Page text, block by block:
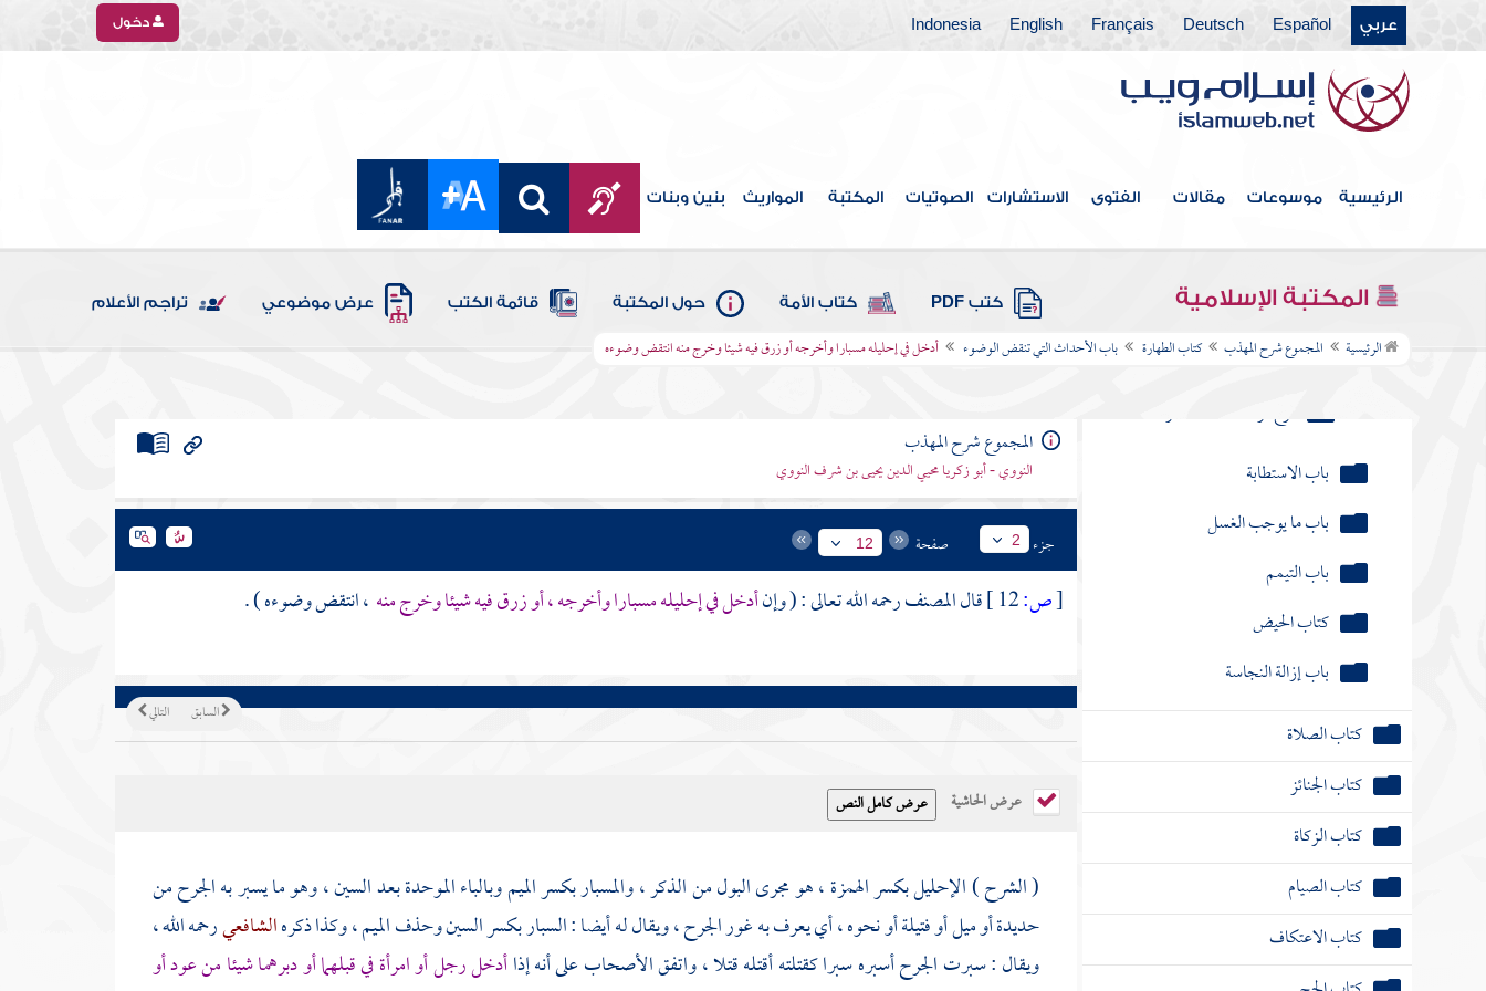
عربي Español
Deutsch
Français
English
Indonesia دخول
الرئيسية موسوعات مقالات الفتوى الاستشارات الصوتيات المكتبة المواريث بنين وبنات
المكتبة الإسلامية كتب PDF كتاب الأمة حول المكتبة قائمة الكتب عرض موضوعي تراجم الأعلام
الرئيسية المجموع شرح المهذب كتاب الطهارة باب الأحداث التي تنقض الوضوء أدخل في إحليله مسبارا وأخرجه أو زرق فيه شيئا وخرج منه انتقض وضوءه
والقيء والرعاف
لا ينتقض الوضوء بشيء من
المأكولات
تيقن الحدث وشك هل تطهر أم لا
تحريم الصلاة على المحدث
فرع قراءة المحدث القرآن
باب الاستطابة
باب ما يوجب الغسل
باب التيمم
كتاب الحيض
باب إزالة النجاسة
كتاب الصلاة
كتاب الجنائز
كتاب الزكاة
كتاب الصيام
كتاب الاعتكاف
المجموع شرح المهذب
النووي - أبو زكريا محيي الدين يحيى بن شرف النووي
جزء 2 صفحة 12
[ص: قالالمصنفرحمه الله تعالى : ( وإنأدخل في إحليله مسبارا وأخرجه ، أو زرق فيه شيئا وخرج منه ، انتقض وضوءه ) .
التالي السابق
عرض الحاشية
( الشرح ) الإحليل بكسر الهمزة ، هو مجرى البول من الذكر ، والمسبار بكسر الميم وبالباء الموحدة بعد السين ، وهو ما يسبر به الجرح من
حديدة أو ميل أو فتيلة أو نحوه ، أي يعرف به غور الجرح ، ويقال له أيضا : السبار بكسر السين وحذف الميم ، وكذا ذكرهالشافعيرحمه الله ،
ويقال : سبرت الجرح أسبره سبرا كقتلته أقتله قتلا ، واتفق الأصحاب على أنه إذاأدخل رجل أو امرأة في قبلهما أو دبرهما شيئا من عود أو